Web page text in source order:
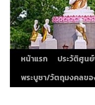
หน้าแรก ประวัติศูน
พระบูชา/วัตถุมงคลข